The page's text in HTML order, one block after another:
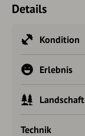
Details
Kondition
Erlebnis
Landschaft
Technik